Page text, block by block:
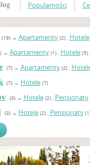
Popularności
(19)→ Apartamenty (2), Hotele
→ Apartamenty (1), Hotele (5),
(7)→ Apartamenty (2),
(7)→ Hotele (7)
(3)→ Hotele (2), Pensjonaty
(3)→ Hotele (2), Pensjonaty